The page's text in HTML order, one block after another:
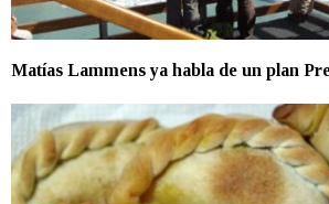
Matías Lammens ya habla de un plan